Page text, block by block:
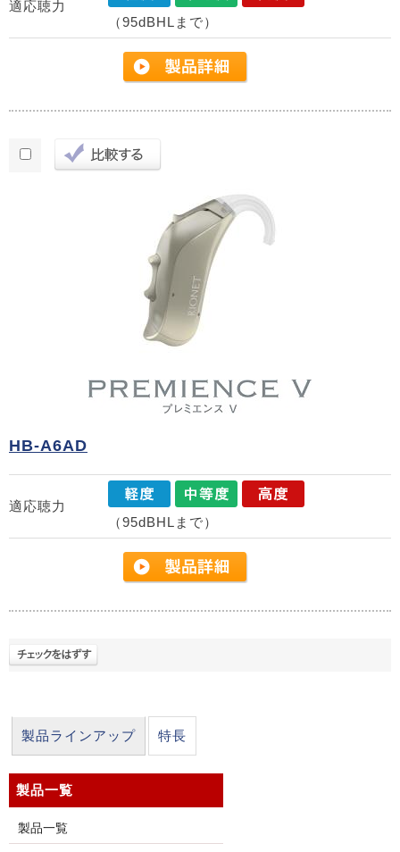
適応聴力
（95dBHLまで）
HB-A6AD
適応聴力
（95dBHLまで）
製品ラインアップ 特長
製品一覧
製品一覧